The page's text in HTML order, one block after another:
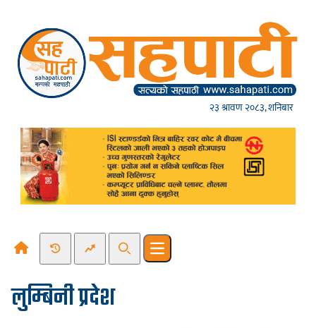
२३ श्रावण २०८३, शनिबार
Recent NewsTrending News
SearchOpen main menu
लुम्बिनी प्रदेश